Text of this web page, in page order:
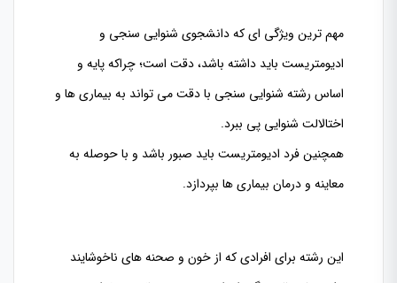
مهم ترین ویژگی ای که دانشجوی شنوایی سنجی و
ادیومتریست باید داشته باشد، دقت است؛ چراکه پایه و
اساس رشته شنوایی سنجی با دقت می تواند به بیماری ها و
اختالالت شنوایی پی ببرد.
همچنین فرد ادیومتریست باید صبور باشد و با حوصله به
معاینه و درمان بیماری ها بپردازد.
این رشته برای افرادی که از خون و صحنه های ناخوشایند